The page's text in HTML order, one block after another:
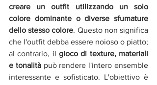
creare un outfit utilizzando un solo
colore dominante o diverse sfumature
dello stesso colore. Questo non significa
che l'outfit debba essere noioso o piatto;
al contrario, il gioco di texture, materiali
e tonalità può rendere l'intero ensemble
interessante e sofisticato. L'obiettivo è